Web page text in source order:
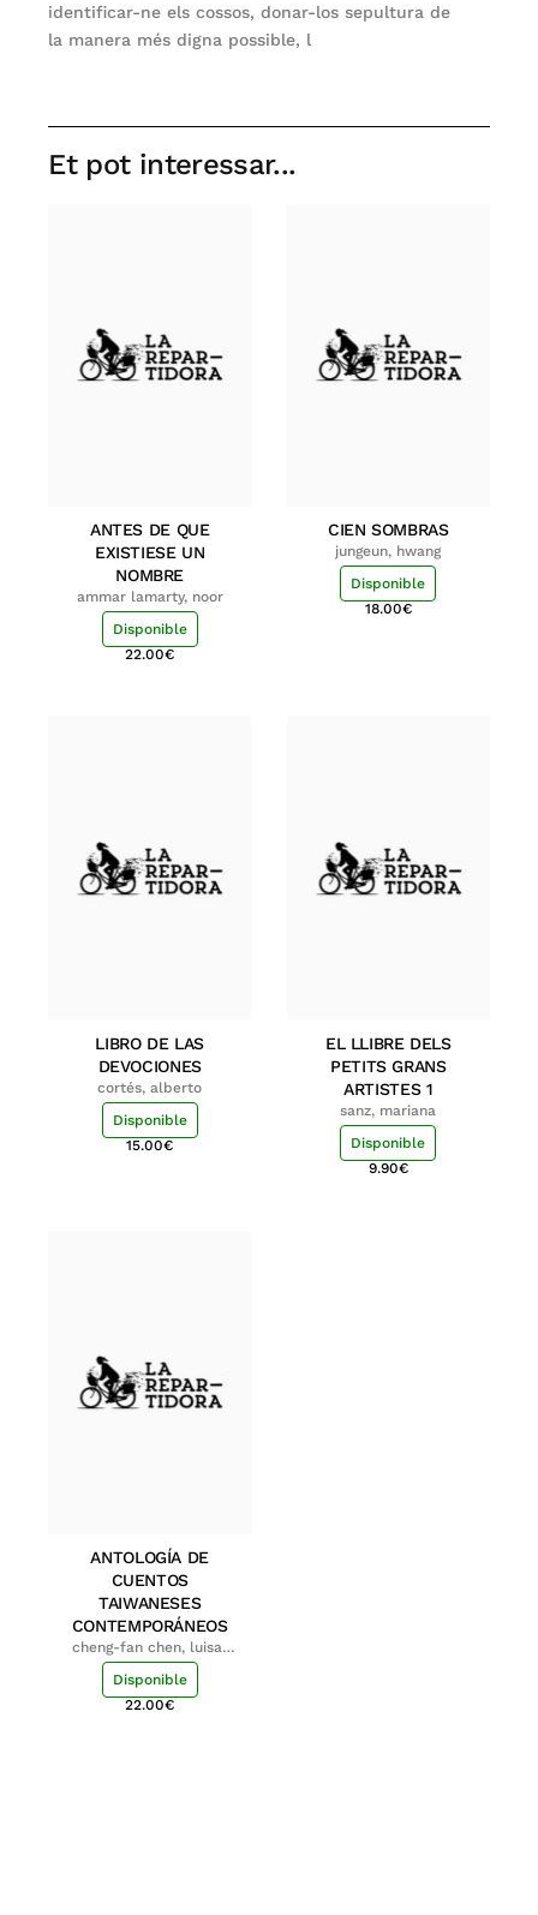
identificar-ne els cossos, donar-los sepultura de
la manera més digna possible, l
Et pot interessar...
ANTES DE QUE
EXISTIESE UN
NOMBRE
ammar lamarty, noor
Disponible
22.00€
CIEN SOMBRAS
jungeun, hwang
Disponible
18.00€
LIBRO DE LAS
DEVOCIONES
cortés, alberto
Disponible
15.00€
EL LLIBRE DELS
PETITS GRANS
ARTISTES 1
sanz, mariana
Disponible
9.90€
ANTOLOGÍA DE
CUENTOS
TAIWANESES
CONTEMPORÁNEOS
cheng-fan chen, luisa;
shu-ying chang, luisa
Disponible
22.00€